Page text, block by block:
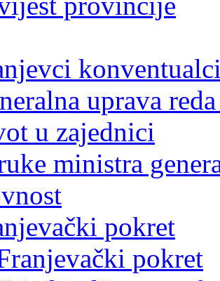
uprava
u zajednici
ministra
pokret
pokret